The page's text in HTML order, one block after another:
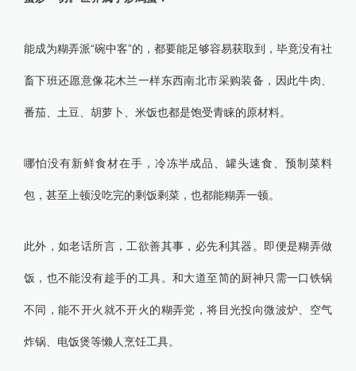
能成为糊弄派“碗中客”的，都要能足够容易获取到，毕竟没有社
畜下班还愿意像花木兰一样东西南北市采购装备，因此牛肉、
番茄、土豆、胡萝卜、米饭也都是饱受青睐的原材料。
哪怕没有新鲜食材在手，冷冻半成品、罐头速食、预制菜料
包，甚至上顿没吃完的剩饭剩菜，也都能糊弄一顿。
此外，如老话所言，工欲善其事，必先利其器。即便是糊弄做
饭，也不能没有趁手的工具。和大道至简的厨神只需一口铁锅
不同，能不开火就不开火的糊弄党，将目光投向微波炉、空气
炸锅、电饭煲等懒人烹饪工具。